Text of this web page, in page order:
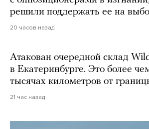
решили поддержать ее на
20 часов назад
Атакован очередной склад
в Екатеринбурге. Это более
тысячах километров от
21 час назад